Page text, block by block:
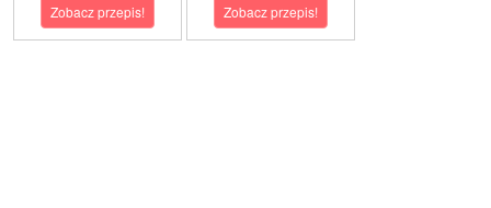
Zobacz przepis! Zobacz przepis!